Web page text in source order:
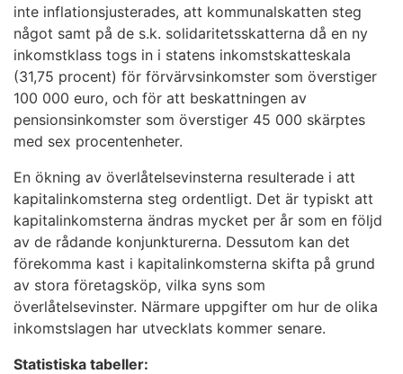
inte inflationsjusterades, att kommunalskatten steg
något samt på de s.k. solidaritetsskatterna då en ny
inkomstklass togs in i statens inkomstskatteskala
(31,75 procent) för förvärvsinkomster som överstiger
100 000 euro, och för att beskattningen av
pensionsinkomster som överstiger 45 000 skärptes
med sex procentenheter.
En ökning av överlåtelsevinsterna resulterade i att
kapitalinkomsterna steg ordentligt. Det är typiskt att
kapitalinkomsterna ändras mycket per år som en följd
av de rådande konjunkturerna. Dessutom kan det
förekomma kast i kapitalinkomsterna skifta på grund
av stora företagsköp, vilka syns som
överlåtelsevinster. Närmare uppgifter om hur de olika
inkomstslagen har utvecklats kommer senare.
Statistiska tabeller: